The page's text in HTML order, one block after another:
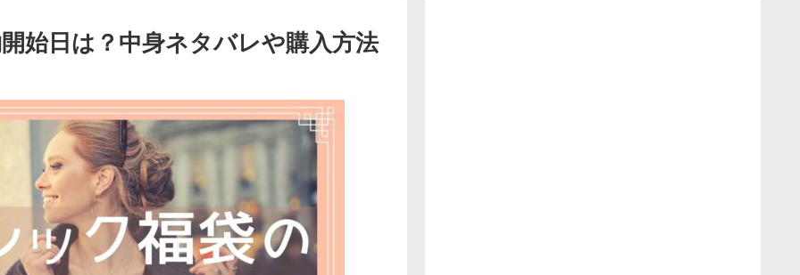
始日は？中身ネタバレや購入方法